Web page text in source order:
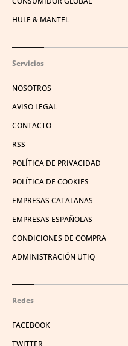
HULE & MANTEL
Servicios
NOSOTROS
AVISO LEGAL
CONTACTO
RSS
POLÍTICA DE PRIVACIDAD
POLÍTICA DE COOKIES
EMPRESAS CATALANAS
EMPRESAS ESPAÑOLAS
CONDICIONES DE COMPRA
ADMINISTRACIÓN UTIQ
Redes
FACEBOOK